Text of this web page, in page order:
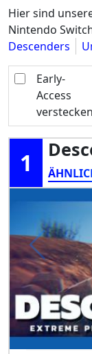
Hier sind
Nintendo
Descenders
Early-
Access
verstecken
1